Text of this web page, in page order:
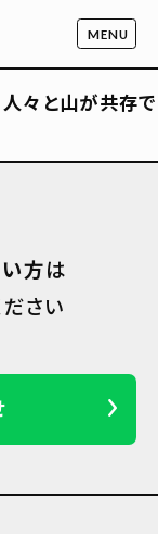
々と山が共存で
方は
さい